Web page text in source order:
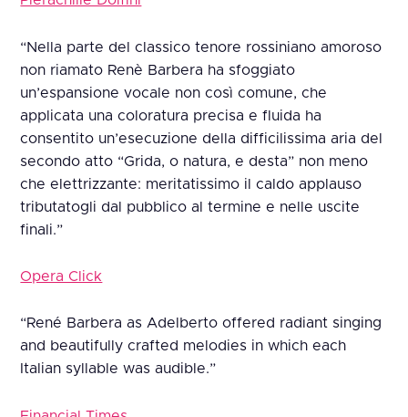
“Nella parte del classico tenore rossiniano amoroso
non riamato Renè Barbera ha sfoggiato
un’espansione vocale non così comune, che
applicata una coloratura precisa e fluida ha
consentito un’esecuzione della difficilissima aria del
secondo atto “Grida, o natura, e desta” non meno
che elettrizzante: meritatissimo il caldo applauso
tributatogli dal pubblico al termine e nelle uscite
finali.”
Opera Click
“René Barbera as Adelberto offered radiant singing
and beautifully crafted melodies in which each
Italian syllable was audible.”